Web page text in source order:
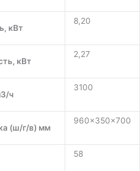
кВт
8,20
кВт
2,27
ч
3100
(ш/г/в) мм
960×350×700
58